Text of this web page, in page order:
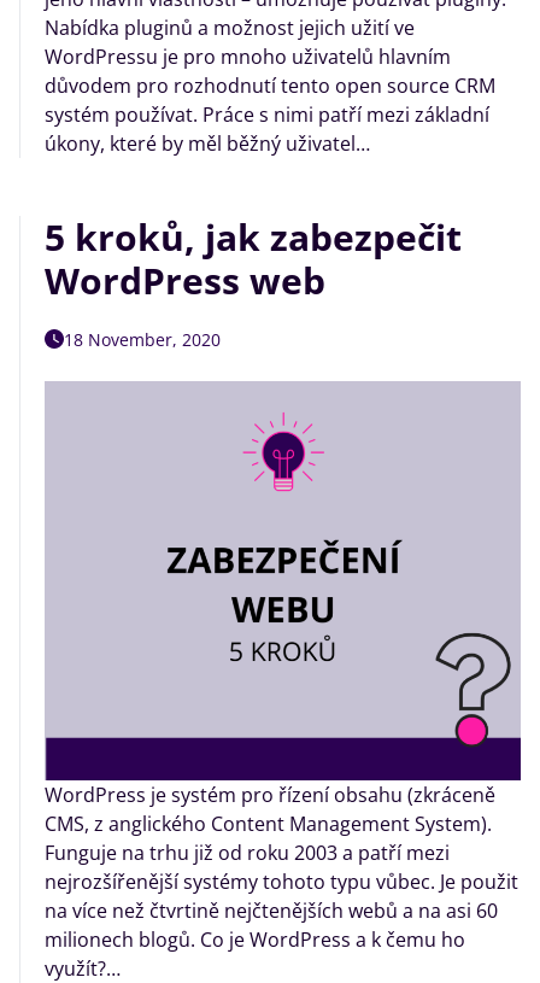
Nabídka pluginů a možnost jejich užití ve
WordPressu je pro mnoho uživatelů hlavním
důvodem pro rozhodnutí tento open source CRM
systém používat. Práce s nimi patří mezi základní
úkony, které by měl běžný uživatel…
5 kroků, jak zabezpečit
WordPress web
18 November, 2020
WordPress je systém pro řízení obsahu (zkráceně
CMS, z anglického Content Management System).
Funguje na trhu již od roku 2003 a patří mezi
nejrozšířenější systémy tohoto typu vůbec. Je použit
na více než čtvrtině nejčtenějších webů a na asi 60
milionech blogů. Co je WordPress a k čemu ho
využít?…